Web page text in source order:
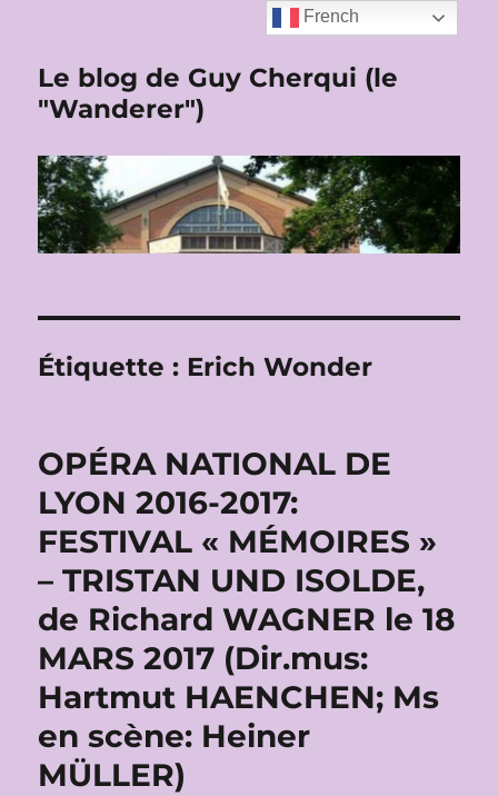
Le blog de Guy Cherqui (le
"Wanderer")
Étiquette : Erich Wonder
OPÉRA NATIONAL DE
LYON 2016-2017:
FESTIVAL « MÉMOIRES »
– TRISTAN UND ISOLDE,
de Richard WAGNER le 18
MARS 2017 (Dir.mus:
Hartmut HAENCHEN; Ms
en scène: Heiner
MÜLLER)
French